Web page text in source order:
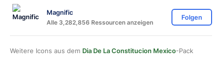
Magnific
Alle 3,282,856 Ressourcen anzeigen
Folgen
Weitere Icons aus dem Dia De La Constitucion Mexico-Pack